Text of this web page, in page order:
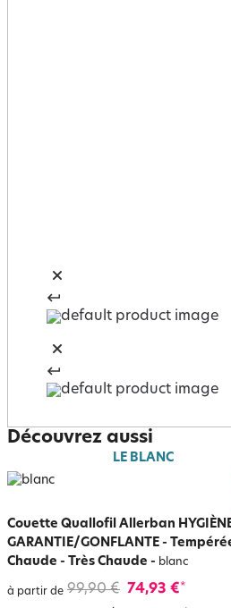
Découvrez aussi
LE BLANC
Couette Quallofil Allerban
GARANTIE/GONFLANTE -
Chaude - Très Chaude - blanc
à partir de 99,90 € 74,93 €*